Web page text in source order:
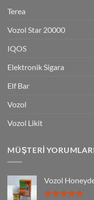
Terea
Vozol Star 20000
IQOS
Elektronik Sigara
Elf Bar
Vozol
Vozol Likit
MÜŞTERI
Vozol